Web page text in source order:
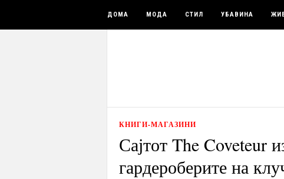
ДОМА МОДА СТИЛ УБАВИНА
КНИГИ-МАГАЗИНИ
Сајтот The Coveteur
гардероберите на